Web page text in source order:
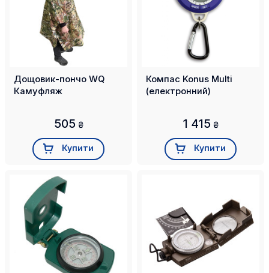
Дощовик-пончо WQ
Камуфляж
505 ₴
Купити
Компас Konus Multi
(електронний)
1 415 ₴
Купити